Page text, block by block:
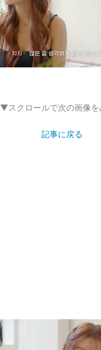
▼スクロールで次の画像
記事に戻る